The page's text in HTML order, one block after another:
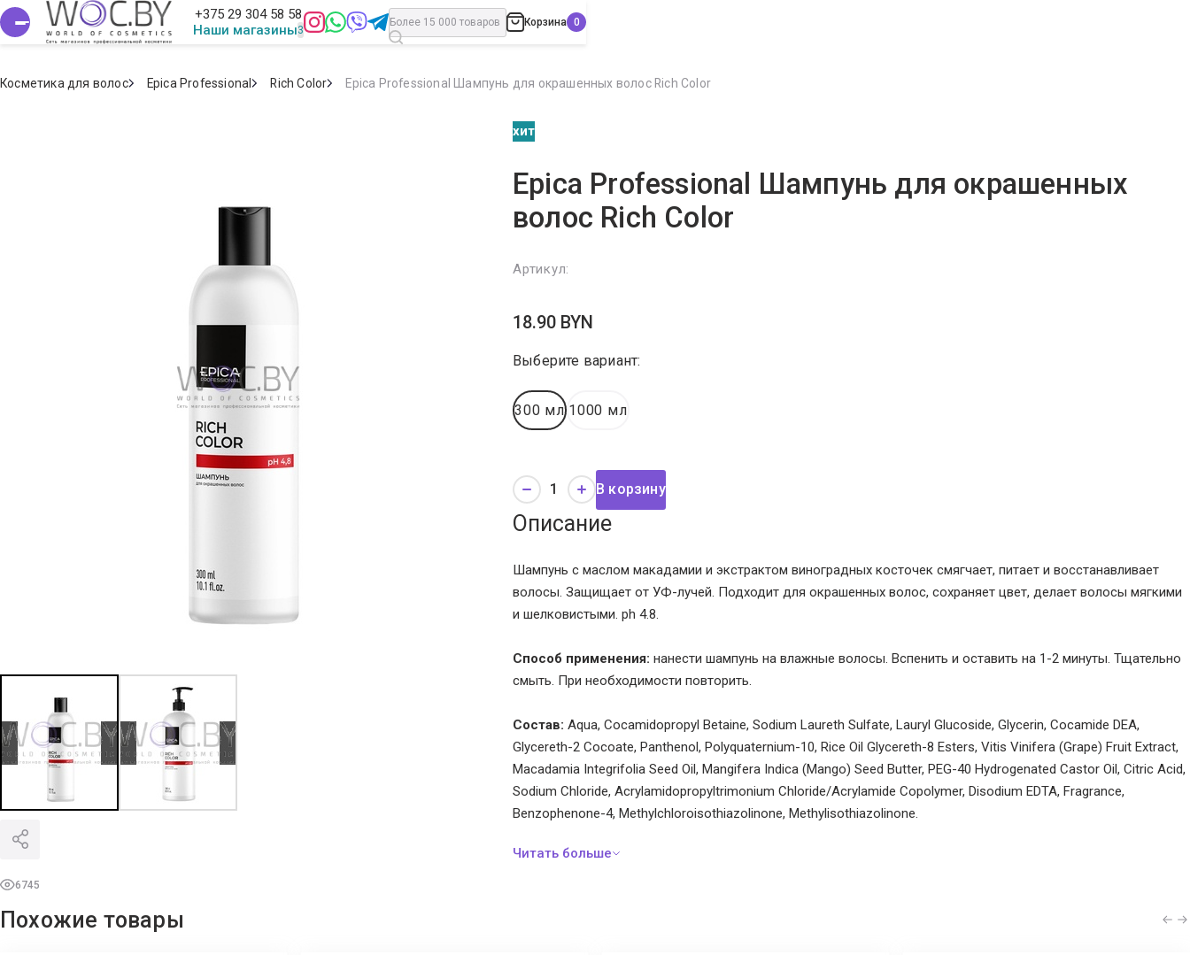
+375 29 304 58 58
Наши магазины
Корзина
Косметика для волос Epica Professional Rich Color Epica Professional Шампунь для окрашенных волос Rich Color
6745
хит
Epica Professional Шампунь для окрашенных
волос Rich Color
Артикул:
18.90 BYN
Выберите вариант:
300 мл 1000 мл
В корзину
Описание
Шампунь с маслом макадамии и экстрактом виноградных косточек смягчает, питает и восстанавливает
волосы. Защищает от УФ-лучей. Подходит для окрашенных волос, сохраняет цвет, делает волосы мягкими
и шелковистыми. ph 4.8.
Способ применения: нанести шампунь на влажные волосы. Вспенить и оставить на 1-2 минуты. Тщательно
смыть. При необходимости повторить.
Состав: Aqua, Cocamidopropyl Betaine, Sodium Laureth Sulfate, Lauryl Glucoside, Glycerin, Cocamide DEA,
Glycereth-2 Cocoate, Panthenol, Polyquaternium-10, Rice Oil Glycereth-8 Esters, Vitis Vinifera (Grape) Fruit Extract,
Macadamia Integrifolia Seed Oil, Mangifera Indica (Mango) Seed Butter, PEG-40 Hydrogenated Castor Oil, Citric Acid,
Sodium Chloride, Acrylamidopropyltrimonium Chloride/Acrylamide Copolymer, Disodium EDTA, Fragrance,
Benzophenone-4, Methylchloroisothiazolinone, Methylisothiazolinone.
Похожие товары